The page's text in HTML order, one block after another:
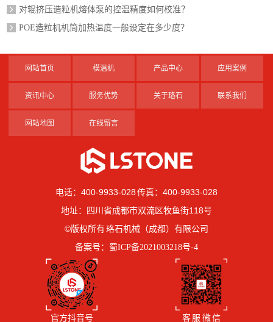
对辊挤压造粒机熔体泵的控温精度如何校准？
POE造粒机机筒加热温度一般设定在多少度？
网站首页 模温机 产品中心 应用案例
资讯中心 服务优势 关于珞石 联系我们
网站地图 在线留言
电话：400-9933-028 传真：400-9933-028
地址：四川省成都市双流区牧鱼街118号
©版权所有 珞石机械（成都）有限公司
备案号： 蜀ICP备2021003218号-4
官方抖音号 客 服 微 信